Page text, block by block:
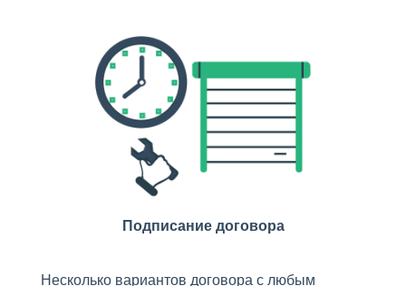
Подписание договора
Несколько вариантов договора с любым